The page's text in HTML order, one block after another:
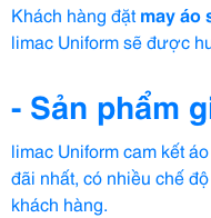
Khách hàng đặt mayáo
limac Uniform sẽ được
- Sản phẩm
limac Uniform cam kết
đãi nhất, có nhiều chế
khách hàng.